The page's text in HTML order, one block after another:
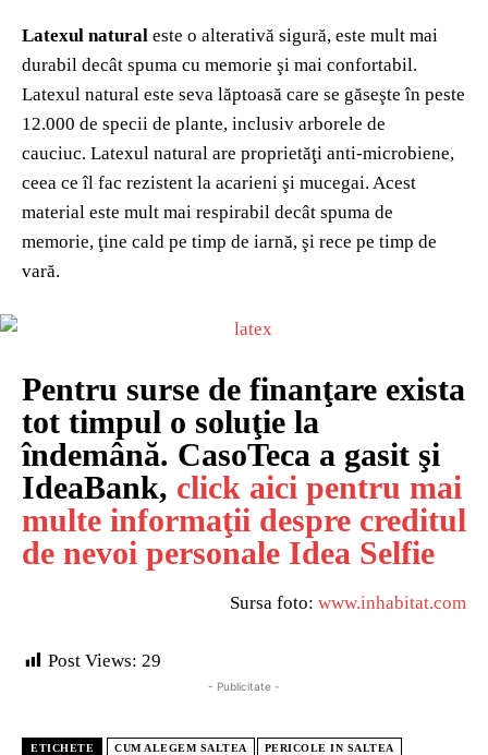
Latexul natural este o alterativă sigură, este mult mai
durabil decât spuma cu memorie şi mai confortabil.
Latexul natural este seva lăptoasă care se găseşte în peste
12.000 de specii de plante, inclusiv arborele de
cauciuc. Latexul natural are proprietăţi anti-microbiene,
ceea ce îl fac rezistent la acarieni şi mucegai. Acest
material este mult mai respirabil decât spuma de
memorie, ţine cald pe timp de iarnă, şi rece pe timp de
vară.
Pentru surse de finanţare exista
tot timpul o soluţie la
îndemână. CasoTeca a gasit şi
IdeaBank, click aici pentru mai
multe informaţii despre creditul
de nevoi personale Idea Selfie
Sursa foto: www.inhabitat.com
Post Views: 29
- Publicitate -
ETICHETE CUM ALEGEM SALTEA PERICOLE IN SALTEA